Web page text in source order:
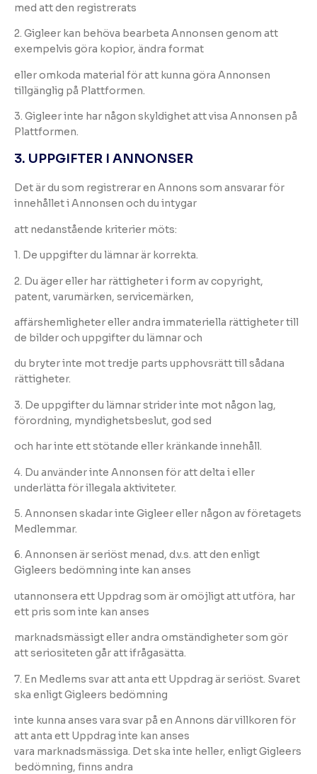
med att den registrerats
2. Gigleer kan behöva bearbeta Annonsen genom att
exempelvis göra kopior, ändra format
eller omkoda material för att kunna göra Annonsen
tillgänglig på Plattformen.
3. Gigleer inte har någon skyldighet att visa Annonsen på
Plattformen.
3. UPPGIFTER I ANNONSER
Det är du som registrerar en Annons som ansvarar för
innehållet i Annonsen och du intygar
att nedanstående kriterier möts:
1. De uppgifter du lämnar är korrekta.
2. Du äger eller har rättigheter i form av copyright,
patent, varumärken, servicemärken,
affärshemligheter eller andra immateriella rättigheter till
de bilder och uppgifter du lämnar och
du bryter inte mot tredje parts upphovsrätt till sådana
rättigheter.
3. De uppgifter du lämnar strider inte mot någon lag,
förordning, myndighetsbeslut, god sed
och har inte ett stötande eller kränkande innehåll.
4. Du använder inte Annonsen för att delta i eller
underlätta för illegala aktiviteter.
5. Annonsen skadar inte Gigleer eller någon av företagets
Medlemmar.
6. Annonsen är seriöst menad, d.v.s. att den enligt
Gigleers bedömning inte kan anses
utannonsera ett Uppdrag som är omöjligt att utföra, har
ett pris som inte kan anses
marknadsmässigt eller andra omständigheter som gör
att seriositeten går att ifrågasätta.
7. En Medlems svar att anta ett Uppdrag är seriöst. Svaret
ska enligt Gigleers bedömning
inte kunna anses vara svar på en Annons där villkoren för
att anta ett Uppdrag inte kan anses
vara marknadsmässiga. Det ska inte heller, enligt Gigleers
bedömning, finns andra